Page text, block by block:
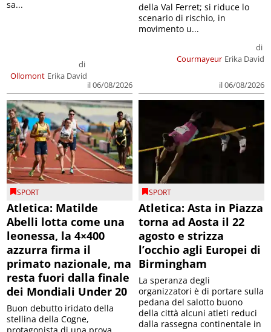
Ollomont
di
Erika David
il 06/08/2026
sa...
Courmayeur
di
Erika David
il 06/08/2026
della Val Ferret; si riduce lo
scenario di rischio, in
movimento u...
SPORT
Atletica: Matilde
Abelli lotta come una
leonessa, la 4×400
azzurra firma il
primato nazionale, ma
resta fuori dalla finale
dei Mondiali Under 20
Buon debutto iridato della
stellina della Cogne,
SPORT
Atletica: Asta in Piazza
torna ad Aosta il 22
agosto e strizza
l’occhio agli Europei di
Birmingham
La speranza degli
organizzatori è di portare sulla
pedana del salotto buono
della città alcuni atleti reduci
dalla rassegna continentale in